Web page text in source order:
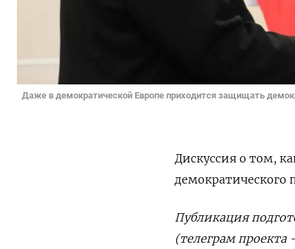
Даже в демократической Европе приходится защищать
Дискуссия о том,
демократического
Публикация
(телеграм проекта